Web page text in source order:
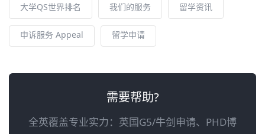
大学QS世界排名 我们的服务 留学资讯
申诉服务 Appeal 留学申请
需要帮助?
全英覆盖专业实力：英国G5/牛剑申请、PHD博